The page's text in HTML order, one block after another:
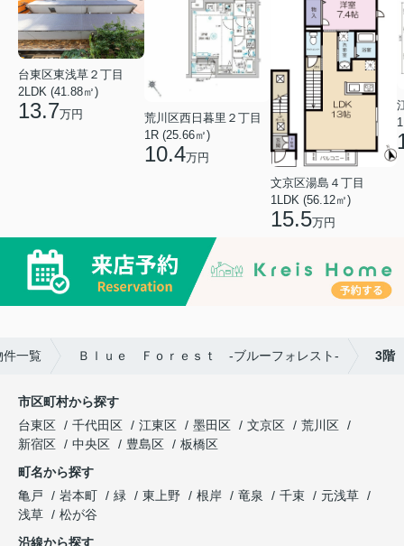
台東区東浅草２丁目
2LDK (41.88㎡)
13.7万円
荒川区西日暮里２丁目
1R (25.66㎡)
10.4万円
文京区湯島４丁目
1LDK (56.12㎡)
15.5万円
件一覧 Ｂｌｕｅ Ｆｏｒｅｓｔ -ブルーフォレスト- 3階
市区町村から探す
台東区
千代田区 江東区 墨田区 文京区
荒川区
新宿区
中央区 豊島区
板橋区
町名から探す
亀戸
岩本町 緑 東上野 根岸 竜泉 千束
元浅草
浅草
松が谷
沿線から探す